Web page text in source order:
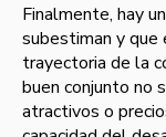
Finalmente, hay
subestiman y que
trayectoria de la
buen conjunto no
atractivos o